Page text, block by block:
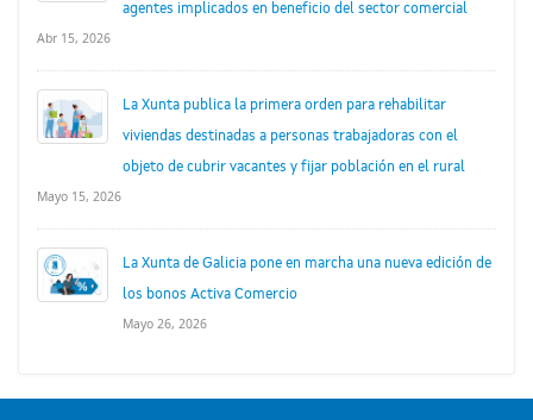
agentes implicados en beneficio del sector comercial
Abr 15, 2026
La Xunta publica la primera orden para rehabilitar
viviendas destinadas a personas trabajadoras con el
objeto de cubrir vacantes y fijar población en el rural
Mayo 15, 2026
La Xunta de Galicia pone en marcha una nueva edición de
los bonos Activa Comercio
Mayo 26, 2026